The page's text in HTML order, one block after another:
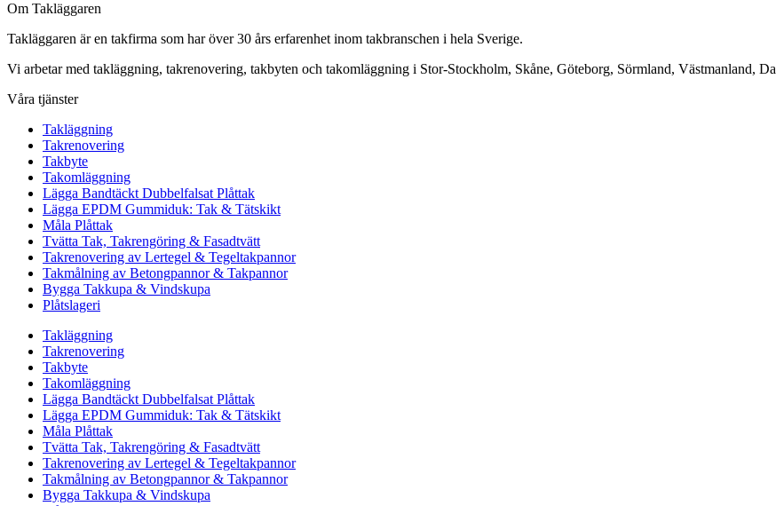
Om Takläggaren
Takläggaren är en takfirma som har över 30 års erfarenhet inom takbranschen i hela Sverige.
Vi arbetar med takläggning, takrenovering, takbyten och takomläggning i Stor-Stockholm, Skåne, Göteborg, Sörmland, Västmanland,
Våra tjänster
Takläggning
Takrenovering
Takbyte
Takomläggning
Lägga Bandtäckt Dubbelfalsat Plåttak
Lägga EPDM Gummiduk: Tak & Tätskikt
Måla Plåttak
Tvätta Tak, Takrengöring & Fasadtvätt
Takrenovering av Lertegel & Tegeltakpannor
Takmålning av Betongpannor & Takpannor
Bygga Takkupa & Vindskupa
Plåtslageri
Takläggning
Takrenovering
Takbyte
Takomläggning
Lägga Bandtäckt Dubbelfalsat Plåttak
Lägga EPDM Gummiduk: Tak & Tätskikt
Måla Plåttak
Tvätta Tak, Takrengöring & Fasadtvätt
Takrenovering av Lertegel & Tegeltakpannor
Takmålning av Betongpannor & Takpannor
Bygga Takkupa & Vindskupa